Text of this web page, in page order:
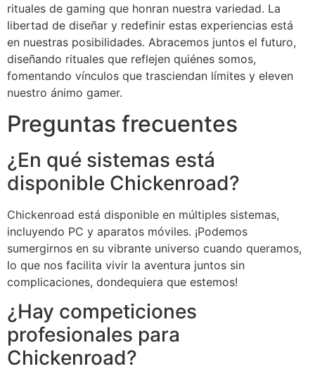
rituales de gaming que honran nuestra variedad. La
libertad de diseñar y redefinir estas experiencias está
en nuestras posibilidades. Abracemos juntos el futuro,
diseñando rituales que reflejen quiénes somos,
fomentando vínculos que trasciendan límites y eleven
nuestro ánimo gamer.
Preguntas frecuentes
¿En qué sistemas está
disponible Chickenroad?
Chickenroad está disponible en múltiples sistemas,
incluyendo PC y aparatos móviles. ¡Podemos
sumergirnos en su vibrante universo cuando queramos,
lo que nos facilita vivir la aventura juntos sin
complicaciones, dondequiera que estemos!
¿Hay competiciones
profesionales para
Chickenroad?